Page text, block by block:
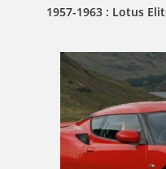
1957-1963 : Lotus